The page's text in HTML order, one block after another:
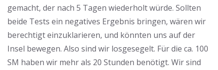
gemacht, der nach 5 Tagen wiederholt würde. Sollten
beide Tests ein negatives Ergebnis bringen, wären wir
berechtigt einzuklarieren, und könnten uns auf der
Insel bewegen. Also sind wir losgesegelt. Für die ca. 100
SM haben wir mehr als 20 Stunden benötigt. Wir sind